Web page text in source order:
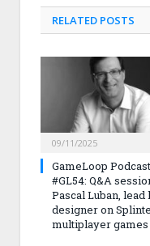
RELATED POSTS
09/11/2025
GameLoop Podcast
#GL54: Q&A
Pascal Luban,
designer on
multiplayer games